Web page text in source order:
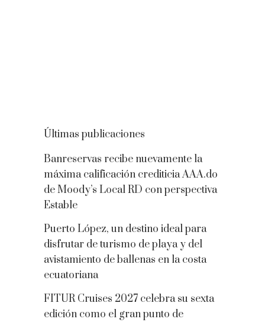
Últimas publicaciones
Banreservas recibe nuevamente la
máxima calificación crediticia AAA.do
de Moody’s Local RD con perspectiva
Estable
Puerto López, un destino ideal para
disfrutar de turismo de playa y del
avistamiento de ballenas en la costa
ecuatoriana
FITUR Cruises 2027 celebra su sexta
edición como el gran punto de